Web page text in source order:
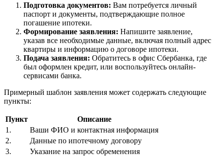
Подготовка документов: Вам потребуется личный
паспорт и документы, подтверждающие полное
погашение ипотеки.
Формирование заявления: Напишите заявление,
указав все необходимые данные, включая полный адрес
квартиры и информацию о договоре ипотеки.
Подача заявления: Обратитесь в офис Сбербанка, где
был оформлен кредит, или воспользуйтесь онлайн-
сервисами банка.
Примерный шаблон заявления может содержать следующие
пункты:
Пункт
Описание
1.
Ваши ФИО и контактная информация
2.
Данные по ипотечному договору
3.
Указание на запрос обременения